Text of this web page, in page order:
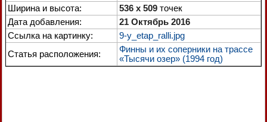
Ширина и высота:
536 x 509 точек
Дата добавления:
21 Октябрь 2016
Ссылка на картинку:
9-y_etap_ralli.jpg
Статья расположения:
Финны и их соперники на трассе
«Тысячи озер» (1994 год)